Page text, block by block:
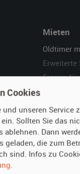
Mieten
Oldtimer
Erweiterte
Fragen
Hilfe
Häufige
So
Cookies
und unseren Service
Sollten Sie das
ablehnen. Dann
geladen, die zum
sind. Infos zu
.